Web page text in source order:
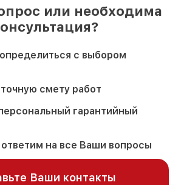
или необходима
с выбором
смету работ
гарантийный
на все Ваши вопросы
Ваши контакты